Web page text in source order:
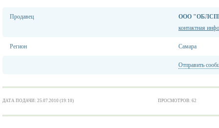
Продавец
ООО
контактная
Регион Самара
Отправить
ДАТА ПОДАЧИ: 25.07.2010 (19:10) ПРОСМОТРОВ: 62